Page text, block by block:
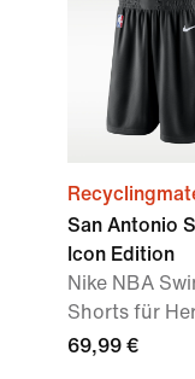
San Antonio
Icon Edition
Nike NBA
Shorts für
69,99 €